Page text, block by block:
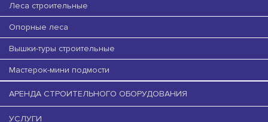
Леса строительные
Опорные леса
Вышки-туры строительные
Мастерок-мини подмости
АРЕНДА СТРОИТЕЛЬНОГО ОБОРУДОВАНИЯ
УСЛУГИ